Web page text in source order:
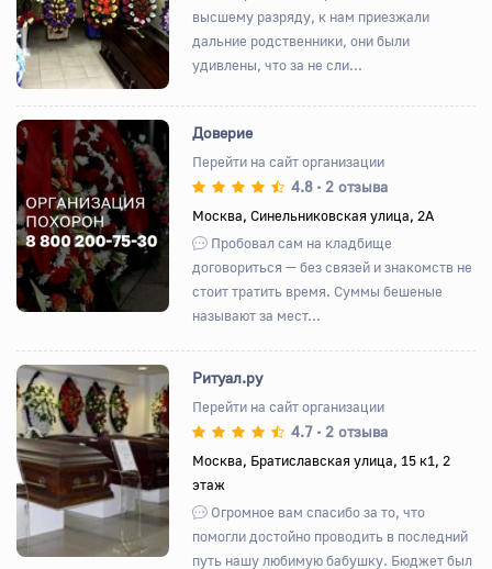
высшему разряду, к нам приезжали
дальние родственники, они были
удивлены, что за не сли...
Назад Вперед
Доверие
Перейти на сайт организации
4.8 • 2 отзыва
Москва, Синельниковская улица, 2А
Пробовал сам на кладбище
договориться — без связей и знакомств не
стоит тратить время. Суммы бешеные
называют за мест...
Назад Вперед
Ритуал.ру
Перейти на сайт организации
4.7 • 2 отзыва
Москва, Братиславская улица, 15 к1, 2
этаж
Огромное вам спасибо за то, что
помогли достойно проводить в последний
путь нашу любимую бабушку. Бюджет был